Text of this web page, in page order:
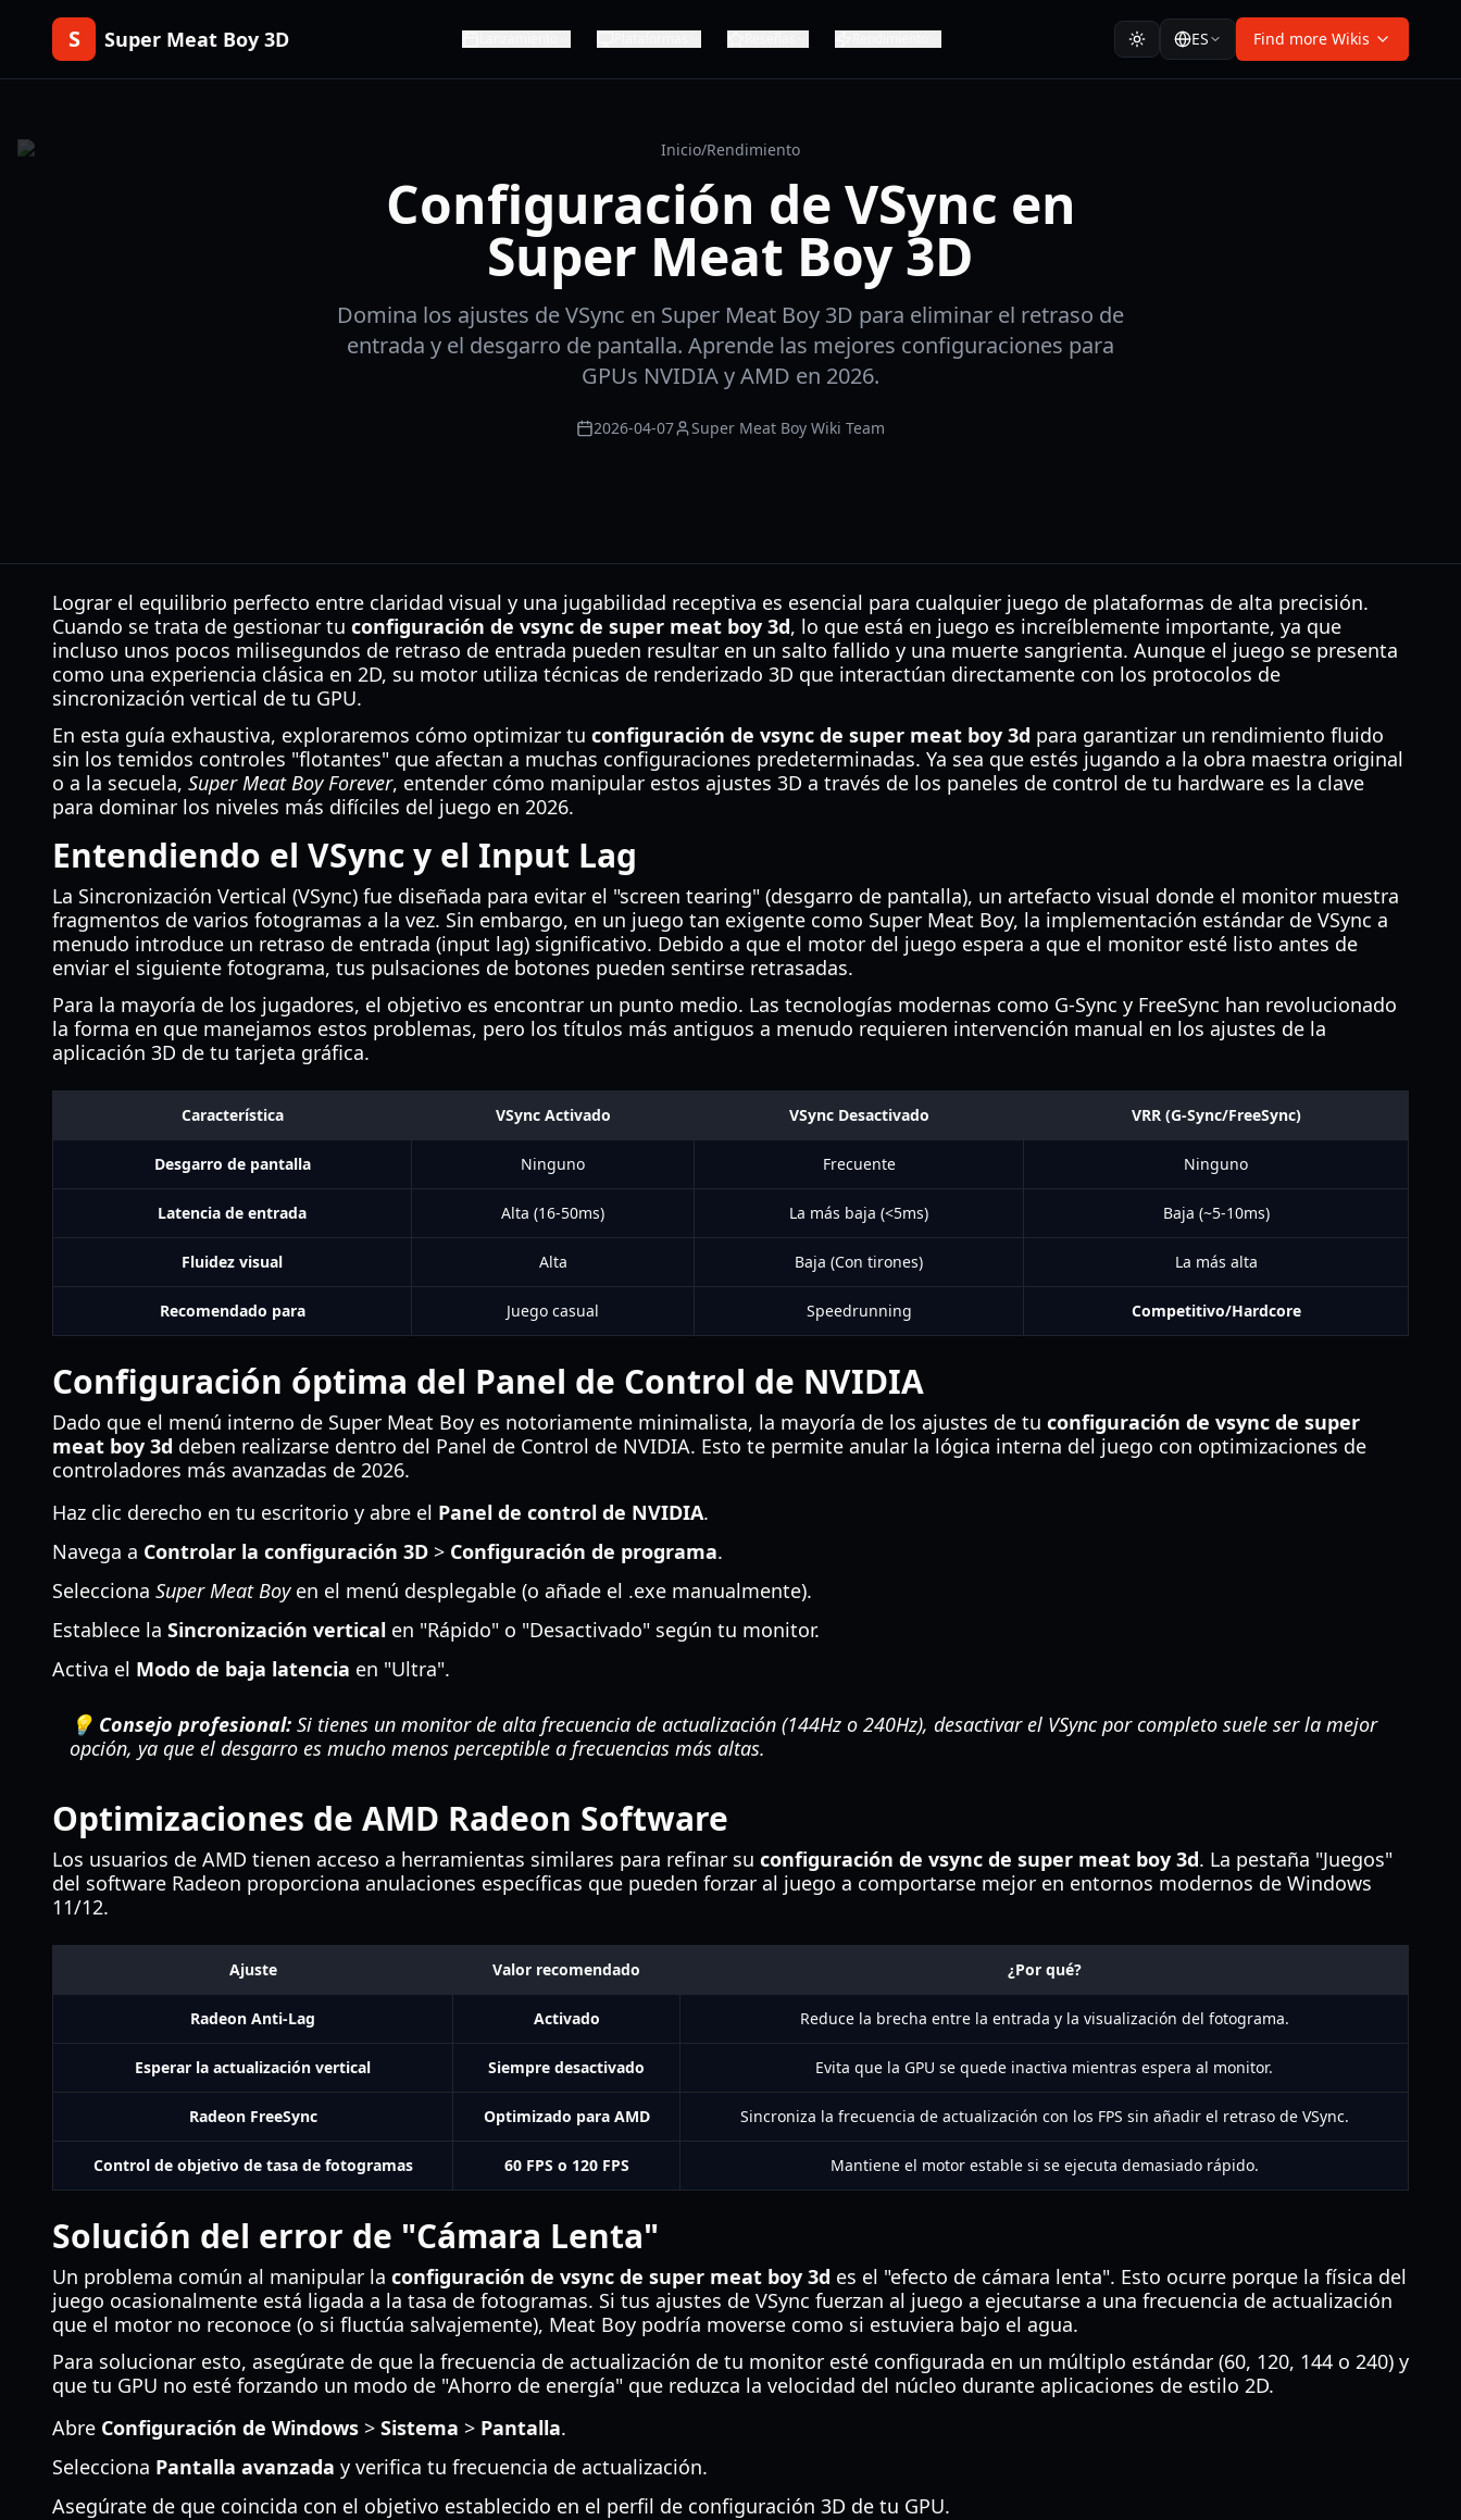
S Super Meat Boy 3D ES Find more Wikis
Inicio/Rendimiento
Configuración de VSync en
Super Meat Boy 3D
Domina los ajustes de VSync en Super Meat Boy 3D para eliminar el retraso de
entrada y el desgarro de pantalla. Aprende las mejores configuraciones para
GPUs NVIDIA y AMD en 2026.
2026-04-07 Super Meat Boy Wiki Team
Lograr el equilibrio perfecto entre claridad visual y una jugabilidad receptiva es esencial para cualquier juego de plataformas de alta precisión.
Cuando se trata de gestionar tu configuración de vsync de super meat boy 3d, lo que está en juego es increíblemente importante, ya que
incluso unos pocos milisegundos de retraso de entrada pueden resultar en un salto fallido y una muerte sangrienta. Aunque el juego se presenta
como una experiencia clásica en 2D, su motor utiliza técnicas de renderizado 3D que interactúan directamente con los protocolos de
sincronización vertical de tu GPU.
En esta guía exhaustiva, exploraremos cómo optimizar tu configuración de vsync de super meat boy 3d para garantizar un rendimiento fluido
sin los temidos controles "flotantes" que afectan a muchas configuraciones predeterminadas. Ya sea que estés jugando a la obra maestra original
o a la secuela, Super Meat Boy Forever, entender cómo manipular estos ajustes 3D a través de los paneles de control de tu hardware es la clave
para dominar los niveles más difíciles del juego en 2026.
Entendiendo el VSync y el Input Lag
La Sincronización Vertical (VSync) fue diseñada para evitar el "screen tearing" (desgarro de pantalla), un artefacto visual donde el monitor muestra
fragmentos de varios fotogramas a la vez. Sin embargo, en un juego tan exigente como Super Meat Boy, la implementación estándar de VSync a
menudo introduce un retraso de entrada (input lag) significativo. Debido a que el motor del juego espera a que el monitor esté listo antes de
enviar el siguiente fotograma, tus pulsaciones de botones pueden sentirse retrasadas.
Para la mayoría de los jugadores, el objetivo es encontrar un punto medio. Las tecnologías modernas como G-Sync y FreeSync han revolucionado
la forma en que manejamos estos problemas, pero los títulos más antiguos a menudo requieren intervención manual en los ajustes de la
aplicación 3D de tu tarjeta gráfica.
Característica VSync Activado VSync Desactivado VRR (G-Sync/FreeSync)
Desgarro de pantalla Ninguno Frecuente Ninguno
Latencia de entrada Alta (16-50ms) La más baja (<5ms) Baja (~5-10ms)
Fluidez visual Alta Baja (Con tirones) La más alta
Recomendado para Juego casual Speedrunning Competitivo/Hardcore
Configuración óptima del Panel de Control de NVIDIA
Dado que el menú interno de Super Meat Boy es notoriamente minimalista, la mayoría de los ajustes de tu configuración de vsync de super
meat boy 3d deben realizarse dentro del Panel de Control de NVIDIA. Esto te permite anular la lógica interna del juego con optimizaciones de
controladores más avanzadas de 2026.
Haz clic derecho en tu escritorio y abre el Panel de control de NVIDIA.
Navega a Controlar la configuración 3D > Configuración de programa.
Selecciona Super Meat Boyen el menú desplegable (o añade el .exe manualmente).
Establece la Sincronización vertical en "Rápido" o "Desactivado" según tu monitor.
Activa el Modo de baja latencia en "Ultra".
💡 Consejo profesional: Si tienes un monitor de alta frecuencia de actualización (144Hz o 240Hz), desactivar el VSync por completo suele ser la mejor
opción, ya que el desgarro es mucho menos perceptible a frecuencias más altas.
Optimizaciones de AMD Radeon Software
Los usuarios de AMD tienen acceso a herramientas similares para refinar su configuración de vsync de super meat boy 3d. La pestaña "Juegos"
del software Radeon proporciona anulaciones específicas que pueden forzar al juego a comportarse mejor en entornos modernos de Windows
11/12.
Ajuste Valor recomendado ¿Por qué?
Radeon Anti-Lag Activado Reduce la brecha entre la entrada y la visualización del fotograma.
Esperar la actualización vertical Siempre desactivado Evita que la GPU se quede inactiva mientras espera al monitor.
Radeon FreeSync Optimizado para AMD Sincroniza la frecuencia de actualización con los FPS sin añadir el retraso de VSync.
Control de objetivo de tasa de fotogramas 60 FPS o 120 FPS Mantiene el motor estable si se ejecuta demasiado rápido.
Solución del error de "Cámara Lenta"
Un problema común al manipular la configuración de vsync de super meat boy 3d es el "efecto de cámara lenta". Esto ocurre porque la física del
juego ocasionalmente está ligada a la tasa de fotogramas. Si tus ajustes de VSync fuerzan al juego a ejecutarse a una frecuencia de actualización
que el motor no reconoce (o si fluctúa salvajemente), Meat Boy podría moverse como si estuviera bajo el agua.
Para solucionar esto, asegúrate de que la frecuencia de actualización de tu monitor esté configurada en un múltiplo estándar (60, 120, 144 o 240) y
que tu GPU no esté forzando un modo de "Ahorro de energía" que reduzca la velocidad del núcleo durante aplicaciones de estilo 2D.
Abre Configuración de Windows > Sistema > Pantalla.
Selecciona Pantalla avanzada y verifica tu frecuencia de actualización.
Asegúrate de que coincida con el objetivo establecido en el perfil de configuración 3D de tu GPU.